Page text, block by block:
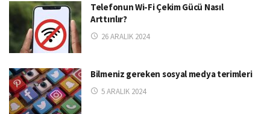
Telefonun Wi-Fi Çekim Gücü Nasıl
Arttırılır?
26 ARALIK 2024
Bilmeniz gereken sosyal medya terimleri
5 ARALIK 2024